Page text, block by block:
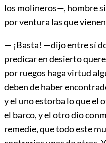
los molineros—, hombre
por ventura las que
— ¡Basta! —dijo entre sí
predicar en desierto
por ruegos haga virtud
deben de haber
y el uno estorba lo que el
el barco, y el otro dio
remedie, que todo este